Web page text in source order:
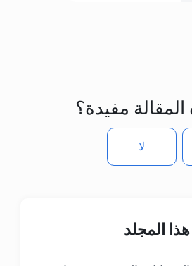
مفيدة؟
لا
المجلد